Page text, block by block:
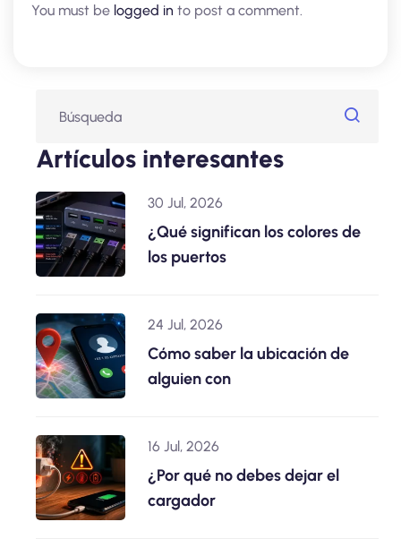
You must be logged in to post a comment.
Artículos interesantes
30 Jul, 2026
¿Qué significan los colores de
los puertos
24 Jul, 2026
Cómo saber la ubicación de
alguien con
16 Jul, 2026
¿Por qué no debes dejar el
cargador